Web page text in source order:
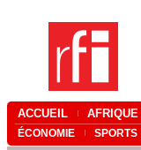
ACCUEIL AFRIQUE
ÉCONOMIE SPORTS